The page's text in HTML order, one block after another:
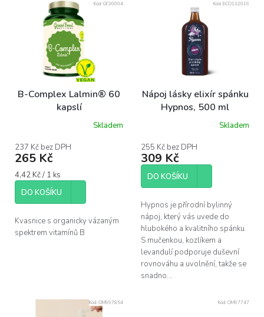
ů
B-Complex Lalmin® 60
kapslí
produktu
je
z
hvězdiček.
Skladem
237 Kč bez DPH
265 Kč
Měrná
cena:
4,42 Kč / 1 ks
DO KOŠÍKU
Kvasnice s organicky vázaným
spektrem vitamínů B
Kód: GF30004
Nápoj lásky elixír spánku
Hypnos, 500 ml
produktu
je
5,0
5
Skladem
255 Kč bez DPH
309 Kč
DO KOŠÍKU
Hypnos je přírodní bylinný
nápoj, který vás uvede do
hlubokého a kvalitního spánku.
S mučenkou, kozlíkem a
levandulí podporuje duševní
rovnováhu a uvolnění, takže se
snadno...
Kód: ECO132016
Kód: OM997854 Kód: OM97747